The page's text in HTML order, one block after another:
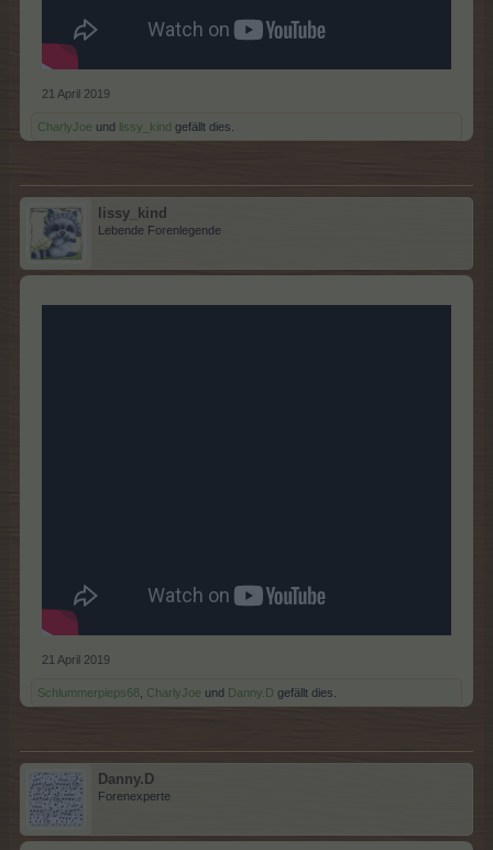
21 April 2019
CharlyJoe und lissy_kind gefällt dies.
lissy_kind
Lebende Forenlegende
21 April 2019
Schlummerpieps68 CharlyJoe und Danny.D gefällt dies.
Danny.D
Forenexperte